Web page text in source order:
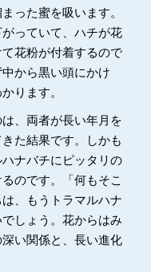
った蜜を吸います。
っていて、ハチが花
花粉が付着するので
から黒い頭にかけ
ります。
、両者が長い年月を
た結果です。しかも
ナバチにピッタリの
のです。「何もそこ
、もうトラマルハナ
しょう。花からはみ
い関係と、長い進化